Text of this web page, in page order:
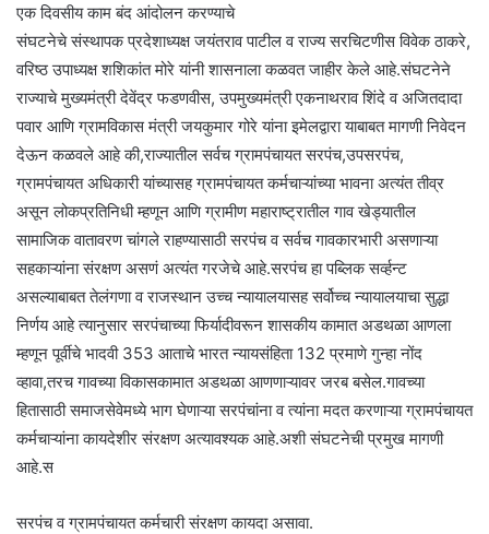
एक दिवसीय काम बंद आंदोलन करण्याचे
संघटनेचे संस्थापक प्रदेशाध्यक्ष जयंतराव पाटील व राज्य सरचिटणीस विवेक ठाकरे,
वरिष्ठ उपाध्यक्ष शशिकांत मोरे यांनी शासनाला कळवत जाहीर केले आहे.संघटनेने
राज्याचे मुख्यमंत्री देवेंद्र फडणवीस, उपमुख्यमंत्री एकनाथराव शिंदे व अजितदादा
पवार आणि ग्रामविकास मंत्री जयकुमार गोरे यांना इमेलद्वारा याबाबत मागणी निवेदन
देऊन कळवले आहे की,राज्यातील सर्वच ग्रामपंचायत सरपंच,उपसरपंच,
ग्रामपंचायत अधिकारी यांच्यासह ग्रामपंचायत कर्मचाऱ्यांच्या भावना अत्यंत तीव्र
असून लोकप्रतिनिधी म्हणून आणि ग्रामीण महाराष्ट्रातील गाव खेड्यातील
सामाजिक वातावरण चांगले राहण्यासाठी सरपंच व सर्वच गावकारभारी असणाऱ्या
सहकाऱ्यांना संरक्षण असणं अत्यंत गरजेचे आहे.सरपंच हा पब्लिक सर्व्हन्ट
असल्याबाबत तेलंगणा व राजस्थान उच्च न्यायालयासह सर्वोच्च न्यायालयाचा सुद्धा
निर्णय आहे त्यानुसार सरपंचाच्या फिर्यादीवरून शासकीय कामात अडथळा आणला
म्हणून पूर्वीचे भादवी 353 आताचे भारत न्यायसंहिता 132 प्रमाणे गुन्हा नोंद
व्हावा,तरच गावच्या विकासकामात अडथळा आणणाऱ्यावर जरब बसेल.गावच्या
हितासाठी समाजसेवेमध्ये भाग घेणाऱ्या सरपंचांना व त्यांना मदत करणाऱ्या ग्रामपंचायत
कर्मचाऱ्यांना कायदेशीर संरक्षण अत्यावश्यक आहे.अशी संघटनेची प्रमुख मागणी
आहे.स
सरपंच व ग्रामपंचायत कर्मचारी संरक्षण कायदा असावा.